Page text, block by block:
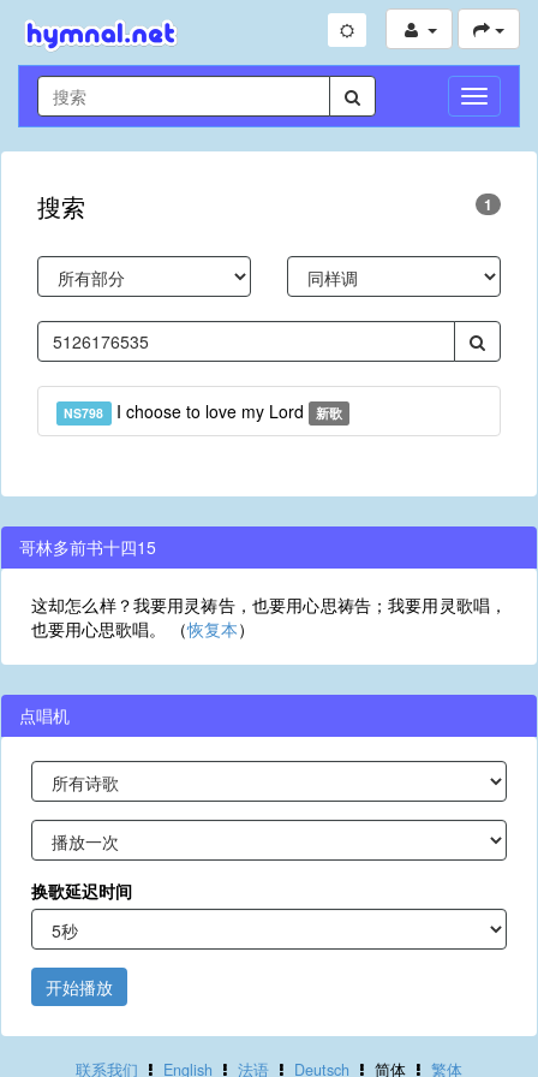
切
换
导
搜索 1
NS798 I choose to love my Lord 新歌
哥林多前书十四15
这却怎么样？我要用灵祷告，也要用心思祷告；我要用灵歌唱，
也要用心思歌唱。 （恢复本）
点唱机
换歌延迟时间
开始播放
联系我们 English 法语 Deutsch 简体 繁体